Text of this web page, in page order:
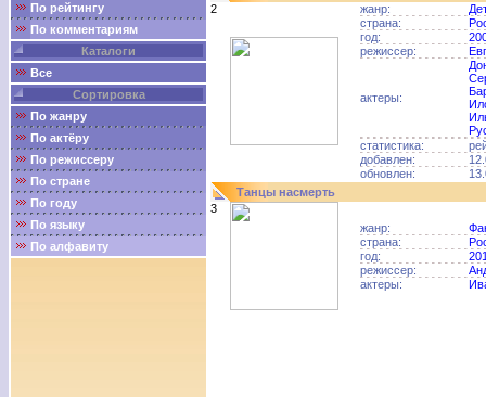
По рейтингу
По комментариям
Каталоги
Все
Сортировка
По жанру
По актёру
По режиссеру
По стране
По году
По языку
По алфавиту
2
жанр:
страна:
год:
режиссер:
актеры:
статистика:
добавлен:
обновлен:
Танцы насмерть
3
жанр:
страна:
год:
режиссер:
актеры: